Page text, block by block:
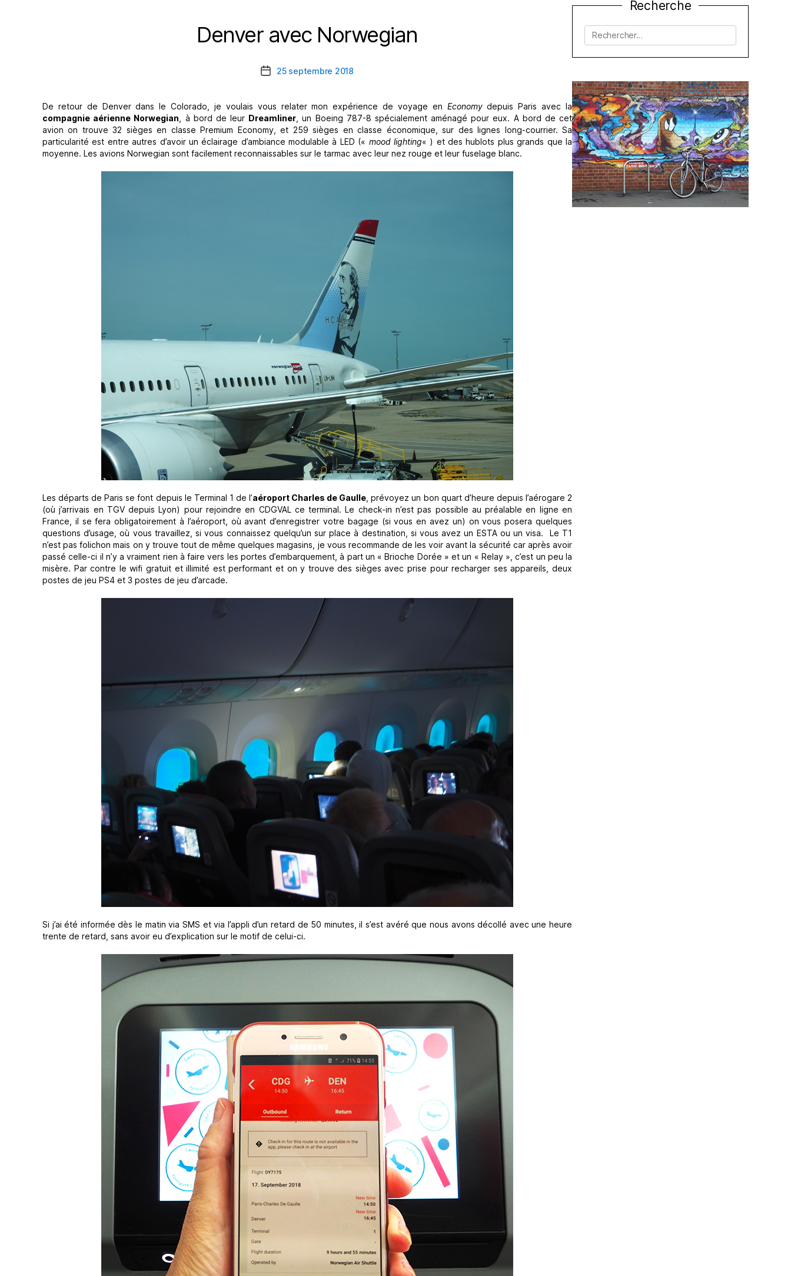
Catégories
Denver avec Norwegian
Date25 septembre 2018
De retour de Denver dans le Colorado, je voulais vous relater mon expérience de voyage en Economydepuis Paris avec la
compagnie aérienne Norwegian , à bord de leur Dreamliner , un Boeing 787-8 spécialement aménagé pour eux. A bord de cet
avion on trouve 32 sièges en classe Premium Economy, et 259 sièges en classe économique, sur des lignes long-courrier. Sa
particularité est entre autres d’avoir un éclairage d’ambiance modulable à LED (« mood lighting« ) et des hublots plus grands que la
moyenne. Les avions Norwegian sont facilement reconnaissables sur le tarmac avec leur nez rouge et leur fuselage blanc.
Les départs de Paris se font depuis le Terminal 1 de l’aéroport Charles de Gaulle , prévoyez un bon quart d’heure depuis l’aérogare 2
(où j’arrivais en TGV depuis Lyon) pour rejoindre en CDGVAL ce terminal. Le check-in n’est pas possible au préalable en ligne en
France, il se fera obligatoirement à l’aéroport, où avant d’enregistrer votre bagage (si vous en avez un) on vous posera quelques
questions d’usage, où vous travaillez, si vous connaissez quelqu’un sur place à destination, si vous avez un ESTA ou un visa. Le T1
n’est pas folichon mais on y trouve tout de même quelques magasins, je vous recommande de les voir avant la sécurité car après avoir
passé celle-ci il n’y a vraiment rien à faire vers les portes d’embarquement, à part un « Brioche Dorée » et un « Relay », c’est un peu la
misère. Par contre le wifi gratuit et illimité est performant et on y trouve des sièges avec prise pour recharger ses appareils, deux
postes de jeu PS4 et 3 postes de jeu d’arcade.
Si j’ai été informée dès le matin via SMS et via l’appli d’un retard de 50 minutes, il s’est avéré que nous avons décollé avec une heure
trente de retard, sans avoir eu d’explication sur le motif de celui-ci.
Recherche
Rechercher :